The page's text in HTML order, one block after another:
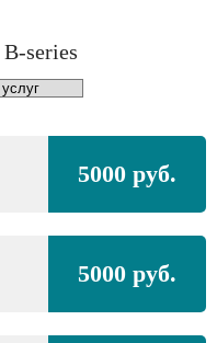
series
5000 руб.
5000 руб.